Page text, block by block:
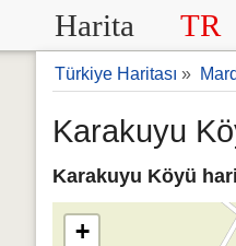
Harita TR
Türkiye Haritası »
Karakuyu
Karakuyu Köyü
+